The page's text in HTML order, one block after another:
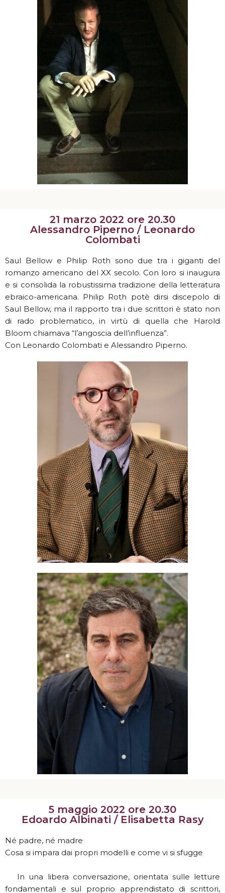
21 marzo 2022 ore 20.30
Alessandro Piperno / Leonardo
Colombati
Saul Bellow e Philip Roth sono due tra i giganti del
romanzo americano del XX secolo. Con loro si inaugura
e si consolida la robustissima tradizione della letteratura
ebraico-americana. Philip Roth potè dirsi discepolo di
Saul Bellow, ma il rapporto tra i due scrittori è stato non
di rado problematico, in virtù di quella che Harold
Bloom chiamava “l’angoscia dell’influenza”.
Con Leonardo Colombati e Alessandro Piperno.
5 maggio 2022 ore 20.30
Edoardo Albinati / Elisabetta Rasy
Né padre, né madre
Cosa si impara dai propri modelli e come vi si sfugge
In una libera conversazione, orientata sulle letture
fondamentali e sul proprio apprendistato di scrittori,